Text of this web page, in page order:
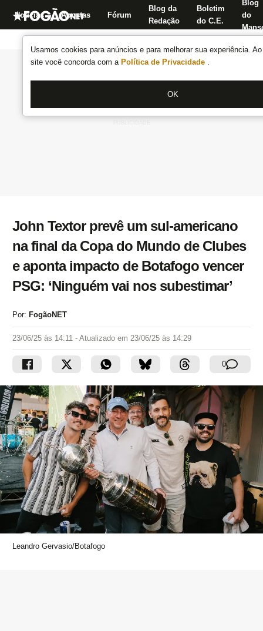
Usamos cookies para anúncios e para melhorar sua experiência.
site você concorda com a Política de Privacidade .
OK
Notícias Apostas Fórum
Blog da
Redação
Boletim
do C.E.
Blog
do
John Textor prevê um sul-americano
na final da Copa do Mundo de Clubes
e aponta impacto de Botafogo vencer
PSG: ‘Ninguém vai nos subestimar’
Por: FogãoNET
23/06/25 às 14:11 - Atualizado em 23/06/25 às 14:29
0
Leandro Gervasio/Botafogo